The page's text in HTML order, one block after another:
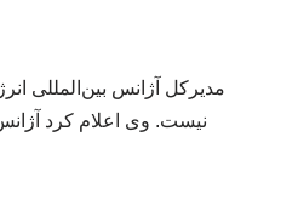
مدیرکل آژانس بین‌المللی
نیست. وی اعلام کرد